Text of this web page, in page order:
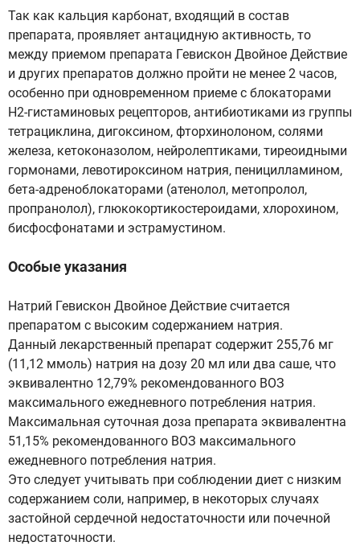
Так как кальция карбонат, входящий в состав
препарата, проявляет антацидную активность, то
между приемом препарата Гевискон Двойное Действие
и других препаратов должно пройти не менее 2 часов,
особенно при одновременном приеме с блокаторами
Н2-гистаминовых рецепторов, антибиотиками из группы
тетрациклина, дигоксином, фторхинолоном, солями
железа, кетоконазолом, нейролептиками, тиреоидными
гормонами, левотироксином натрия, пеницилламином,
бета-адреноблокаторами (атенолол, метопролол,
пропранолол), глюкокортикостероидами, хлорохином,
бисфосфонатами и эстрамустином.
Особые указания
Натрий Гевискон Двойное Действие считается
препаратом с высоким содержанием натрия.
Данный лекарственный препарат содержит 255,76 мг
(11,12 ммоль) натрия на дозу 20 мл или два саше, что
эквивалентно 12,79% рекомендованного ВОЗ
максимального ежедневного потребления натрия.
Максимальная суточная доза препарата эквивалентна
51,15% рекомендованного ВОЗ максимального
ежедневного потребления натрия.
Это следует учитывать при соблюдении диет с низким
содержанием соли, например, в некоторых случаях
застойной сердечной недостаточности или почечной
недостаточности.